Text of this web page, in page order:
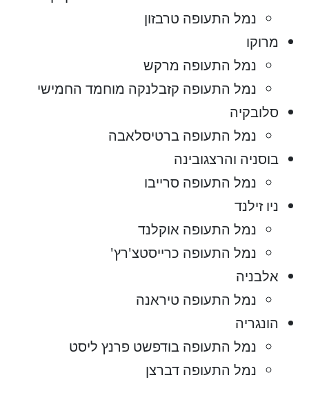
נמל התעופה טרבזון
מרוקו
נמל התעופה מרקש
נמל התעופה קזבלנקה מוחמד החמישי
סלובקיה
נמל התעופה ברטיסלאבה
בוסניה והרצגובינה
נמל התעופה סרייבו
ניו זילנד
נמל התעופה אוקלנד
נמל התעופה כרייסטצ'רץ'
אלבניה
נמל התעופה טיראנה
הונגריה
נמל התעופה בודפשט פרנץ ליסט
נמל התעופה דברצן